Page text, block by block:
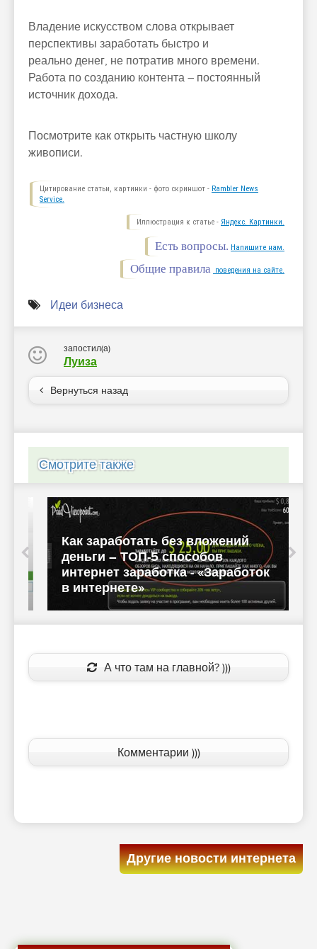
Владение искусством слова открывает
перспективы заработать быстро и
реально денег, не потратив много времени.
Работа по созданию контента – постоянный
источник дохода.
Посмотрите как открыть частную школу
живописи.
Цитирование статьи, картинки - фото скриншот - Rambler News
Service.
Иллюстрация к статье - Яндекс. Картинки.
Есть вопросы. Напишите нам.
Общие правила поведения на сайте.
Идеи бизнеса
запостил(а)
Луиза
Вернуться назад
Смотрите также
Как заработать без вложений
деньги – ТОП-5 способов
интернет заработка - «Заработок
в интернете»
А что там на главной? )))
Комментарии )))
Другие новости интернета